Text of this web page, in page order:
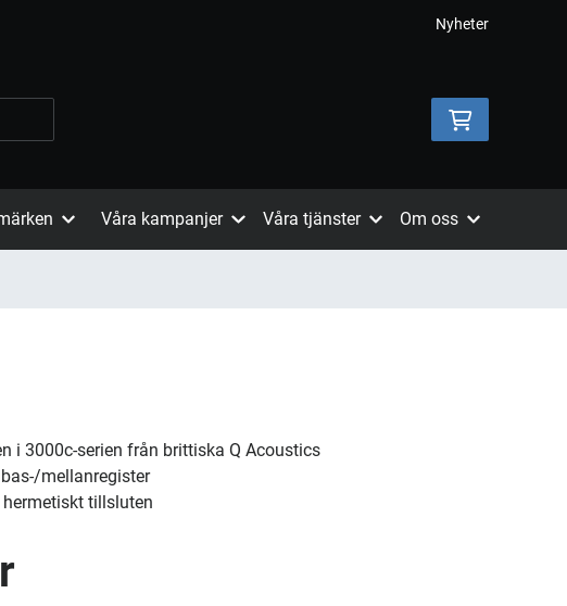
Nyheter
Våra kampanjer Våra tjänster Om oss
i 3000c-serien från brittiska Q Acoustics
mellanregister
tillsluten